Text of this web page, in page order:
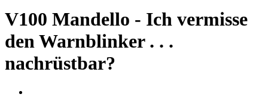
V100 Mandello - Ich vermisse
den Warnblinker . . .
nachrüstbar?